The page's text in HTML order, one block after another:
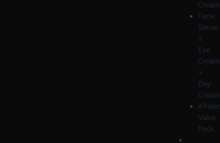
Cream
Face
Serum
+
Eye
Cream
+
Day
Cream
Value
Pack